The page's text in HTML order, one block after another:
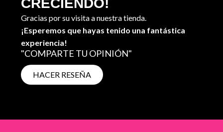
CRECIENDO!
Gracias por su visita a nuestra tienda.
¡Esperemos que hayas tenido una fantástica
experiencia!
"COMPARTE TU OPINIÓN"
HACER RESEÑA